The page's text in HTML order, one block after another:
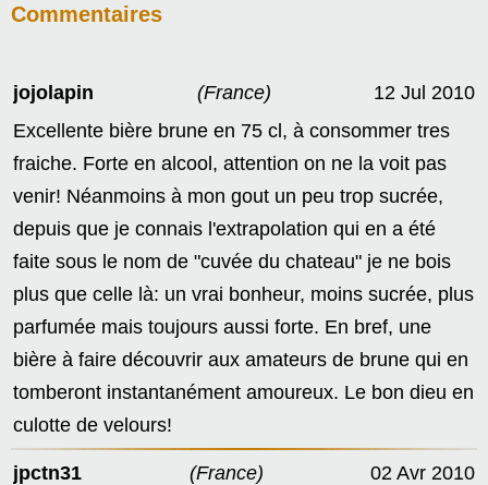
Commentaires
jojolapin (France)
12 Jul 2010
Excellente bière brune en 75 cl, à consommer tres
fraiche. Forte en alcool, attention on ne la voit pas
venir! Néanmoins à mon gout un peu trop sucrée,
depuis que je connais l'extrapolation qui en a été
faite sous le nom de "cuvée du chateau" je ne bois
plus que celle là: un vrai bonheur, moins sucrée, plus
parfumée mais toujours aussi forte. En bref, une
bière à faire découvrir aux amateurs de brune qui en
tomberont instantanément amoureux. Le bon dieu en
culotte de velours!
jpctn31 (France)
02 Avr 2010